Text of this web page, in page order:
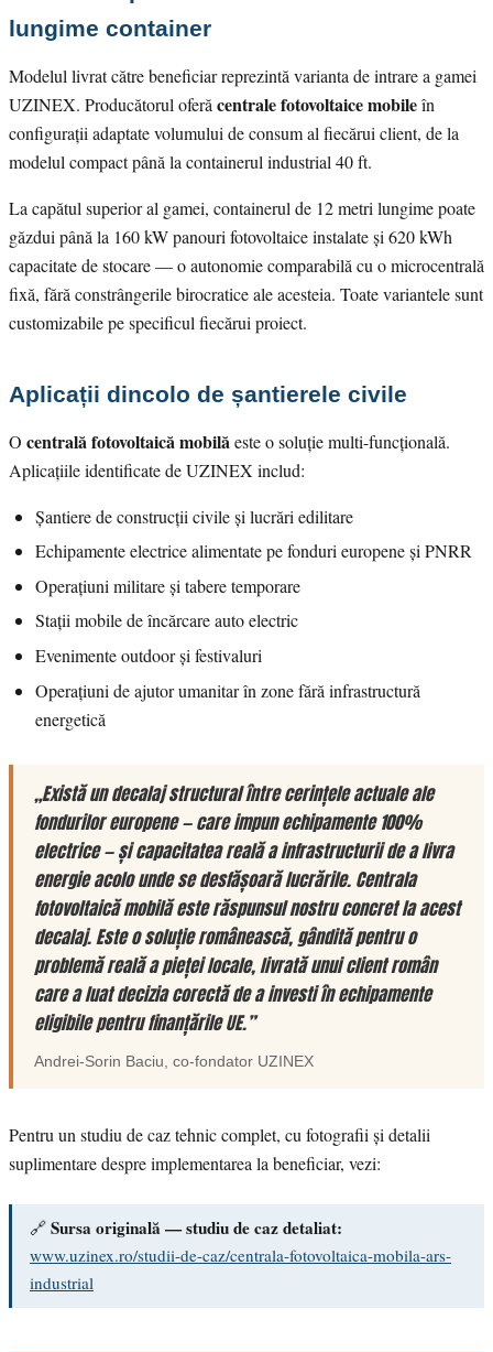
lungime container
Modelul livrat către beneficiar reprezintă varianta de intrare a gamei
UZINEX. Producătorul oferă centrale fotovoltaice mobileîn
configurații adaptate volumului de consum al fiecărui client, de la
modelul compact până la containerul industrial 40 ft.
La capătul superior al gamei, containerul de 12 metri lungime poate
găzdui până la 160 kW panouri fotovoltaice instalate și 620 kWh
capacitate de stocare — o autonomie comparabilă cu o microcentrală
fixă, fără constrângerile birocratice ale acesteia. Toate variantele sunt
customizabile pe specificul fiecărui proiect.
Aplicații dincolo de șantierele civile
O centrală fotovoltaică mobilăeste o soluție multi-funcțională.
Aplicațiile identificate de UZINEX includ:
Șantiere de construcții civile și lucrări edilitare
Echipamente electrice alimentate pe fonduri europene și PNRR
Operațiuni militare și tabere temporare
Stații mobile de încărcare auto electric
Evenimente outdoor și festivaluri
Operațiuni de ajutor umanitar în zone fără infrastructură
energetică
„Există un decalaj structural între cerințele actuale ale
fondurilor europene — care impun echipamente 100%
electrice — și capacitatea reală a infrastructurii de a livra
energie acolo unde se desfășoară lucrările. Centrala
fotovoltaică mobilă este răspunsul nostru concret la acest
decalaj. Este o soluție românească, gândită pentru o
problemă reală a pieței locale, livrată unui client român
care a luat decizia corectă de a investi în echipamente
eligibile pentru finanțările UE.”
Andrei-Sorin Baciu, co-fondator UZINEX
Pentru un studiu de caz tehnic complet, cu fotografii și detalii
suplimentare despre implementarea la beneficiar, vezi:
🔗 Sursa originală — studiu de caz detaliat:
www.uzinex.ro/studii-de-caz/centrala-fotovoltaica-mobila-ars-
industrial